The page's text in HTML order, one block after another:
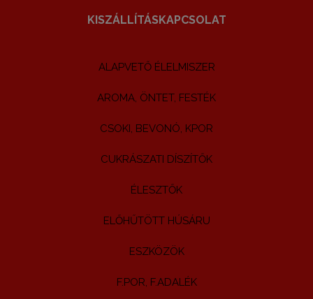
KISZÁLLÍTÁS KAPCSOLAT
ALAPVETŐ ÉLELMISZER
AROMA, ÖNTET, FESTÉK
CSOKI, BEVONÓ, KPOR
CUKRÁSZATI DÍSZÍTŐK
ÉLESZTŐK
ELŐHŰTÖTT HÚSÁRU
ESZKÖZÖK
F.POR, F.ADALÉK